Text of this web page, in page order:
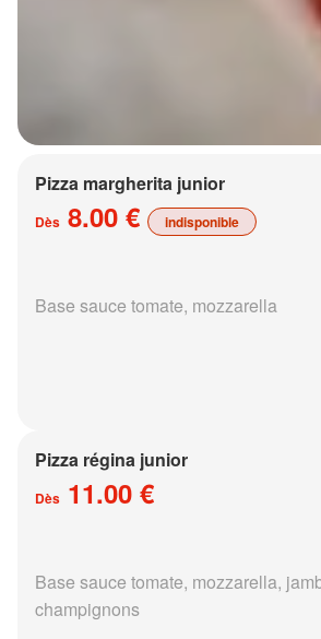
Pizza margherita junior
Dès 8.00 € indisponible
Base sauce tomate, mozzarella
Pizza régina junior
Dès 11.00 €
Base sauce tomate, mozzarella,
champignons